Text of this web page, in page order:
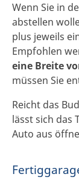
Wenn Sie in
abstellen
plus jeweils
Empfohlen
eine Breite
müssen Sie
Reicht das
lässt sich das
Auto aus